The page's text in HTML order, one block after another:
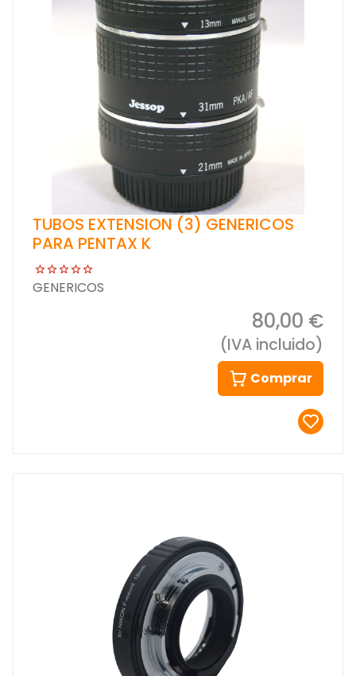
TUBOS EXTENSION (3) GENERICOS
PARA PENTAX K
GENERICOS
80,00 €
(IVA incluido)
Comprar